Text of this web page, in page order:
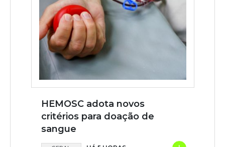
HEMOSC adota novos
critérios para doação de
sangue